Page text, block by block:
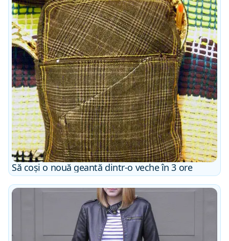
Să coși o nouă geantă dintr-o veche în 3 ore